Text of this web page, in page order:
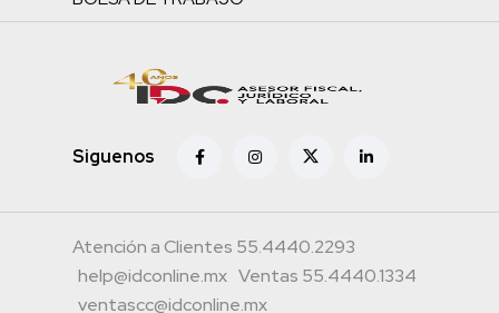
Siguenos
Atención a Clientes 55.4440.2293
help@idconline.mx Ventas 55.4440.1334
ventascc@idconline.mx